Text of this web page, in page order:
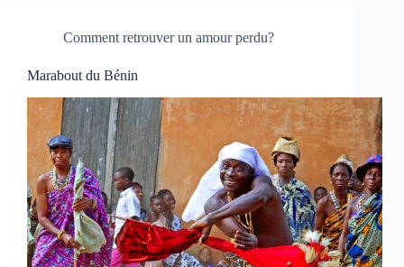
Comment retrouver un amour perdu?
Marabout du Bénin